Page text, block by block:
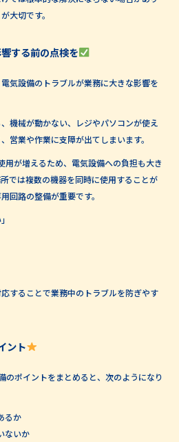
大切です。
する前の点検を
気設備のトラブルが業務に大きな影響を
機械が動かない、レジやパソコンが使え
営業や作業に支障が出てしまいます。
用が増えるため、電気設備への負担も大き
では複数の機器を同時に使用することが
回路の整備が重要です。
することで業務中のトラブルを防ぎやす
ント
のポイントをまとめると、次のようになり
るか
ないか